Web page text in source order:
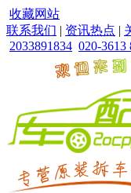
收藏网站
联系我们 | 资讯热点 |
2033891834 020-3613